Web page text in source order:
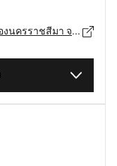
503 ถ.มิตรภาพ-หนองคาย ต.ในเมือง อ.เมืองนครราชสีมา จ.นครราชสีมา, นครราชสีมา - 30000